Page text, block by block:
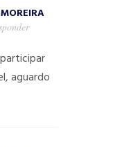
aguardo